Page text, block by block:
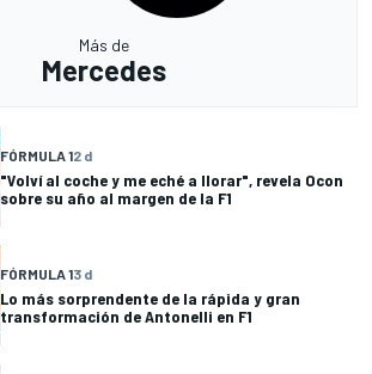
Más de
Mercedes
FÓRMULA 12 d
"Volví al coche y me eché a llorar", revela Ocon
sobre su año al margen de la F1
FÓRMULA 13 d
Lo más sorprendente de la rápida y gran
transformación de Antonelli en F1